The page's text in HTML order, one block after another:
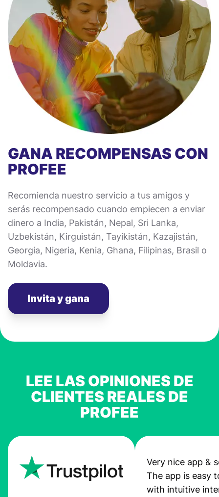
GANA RECOMPENSAS CON
PROFEE
Recomienda nuestro servicio a tus amigos y
serás recompensado cuando empiecen a enviar
dinero a India, Pakistán, Nepal, Sri Lanka,
Uzbekistán, Kirguistán, Tayikistán, Kazajistán,
Georgia, Nigeria, Kenia, Ghana, Filipinas, Brasil o
Moldavia.
Invita y gana
LEE LAS OPINIONES DE
CLIENTES REALES DE
PROFEE
Very nice app &
The app is easy
with intuitive